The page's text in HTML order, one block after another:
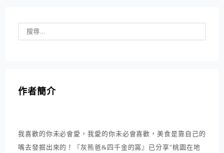
作者簡介
我喜歡的你未必會愛，我愛的你未必會喜歡，美食是靠自己的
嘴去發掘出來的！『灰熊爸&四千金的窩』已分享"桃園在地